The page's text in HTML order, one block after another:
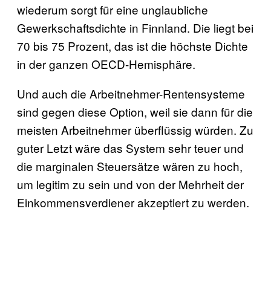
wiederum sorgt für eine unglaubliche
Gewerkschaftsdichte in Finnland. Die liegt bei
70 bis 75 Prozent, das ist die höchste Dichte
in der ganzen OECD-Hemisphäre.
Und auch die Arbeitnehmer-Rentensysteme
sind gegen diese Option, weil sie dann für die
meisten Arbeitnehmer überflüssig würden. Zu
guter Letzt wäre das System sehr teuer und
die marginalen Steuersätze wären zu hoch,
um legitim zu sein und von der Mehrheit der
Einkommensverdiener akzeptiert zu werden.